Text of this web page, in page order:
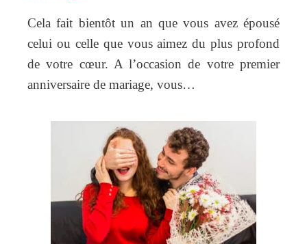
Cela fait bientôt un an que vous avez épousé
celui ou celle que vous aimez du plus profond
de votre cœur. A l’occasion de votre premier
anniversaire de mariage, vous…